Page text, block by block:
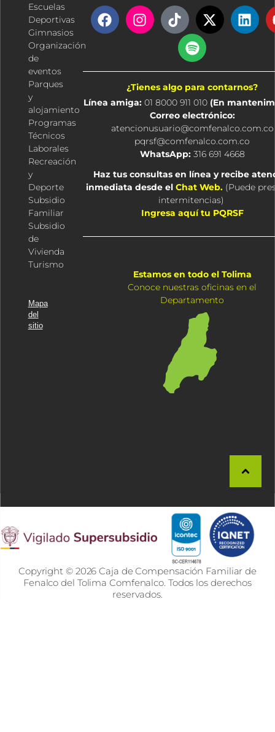
Escuelas
Deportivas
Gimnasios
Organización
de
eventos
Parques
y
alojamiento
Programas
Técnicos
Laborales
Recreación
y
Deporte
Subsidio
Familiar
Subsidio
de
Vivienda
Turismo
Mapa
del
sitio
F
a
b
o
k
I
n
a
g
r
a
m
T
i
k
o
k
X
-
i
t
t
e
r
L
i
e
d
i
n
S
p
o
t
i
f
y
¿Tienes algo para contarnos?
Línea amiga:01 8000 911 010 (En
Correo electrónico:
atencionusuario@comfenalco.com.co
pqrsf@comfenalco.com.co
WhatsApp:316 691 4668
Haz tus consultas en línea y recibe
inmediata desde el Chat Web. (Puede
intermitencias)
Ingresa aquí tu PQRSF
Estamos en todo el Tolima
Conoce nuestras oficinas en el
Departamento
Copyright © 2026 Caja de Compensación Familiar de
Fenalco del Tolima Comfenalco. Todos los derechos
reservados.